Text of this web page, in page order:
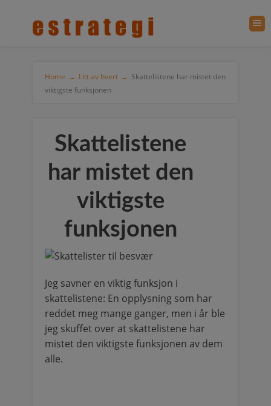
Home → Litt av hvert → Skattelistene har mistet den
viktigste funksjonen
Skattelistene
har mistet den
viktigste
funksjonen
Jeg savner en viktig funksjon i
skattelistene: En opplysning som har
reddet meg mange ganger, men i år ble
jeg skuffet over at skattelistene har
mistet den viktigste funksjonen av dem
alle.